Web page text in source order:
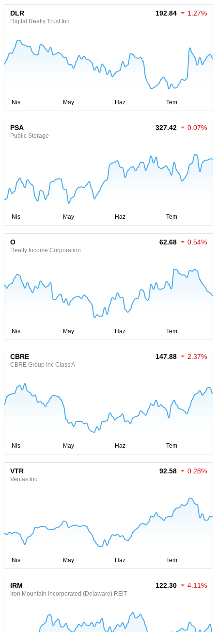
DLR
Digital Realty Trust Inc
192.84 1.27%
PSA
Public Storage
327.42 0.07%
O
Realty Income Corporation
62.68 0.54%
CBRE
CBRE Group Inc Class A
147.88 2.37%
VTR
Ventas Inc
92.58 0.28%
IRM
Iron Mountain Incorporated (Delaware) REIT
122.30 4.11%